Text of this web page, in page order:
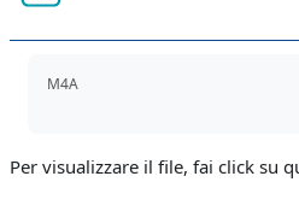
M4A
Per visualizzare il file, fai click su